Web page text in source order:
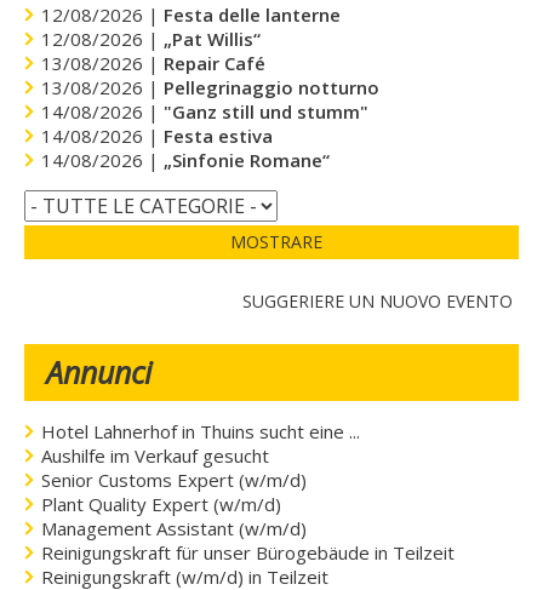
12/08/2026 | Festa delle lanterne
12/08/2026 | „Pat Willis“
13/08/2026 | Repair Café
13/08/2026 | Pellegrinaggio notturno
14/08/2026 | "Ganz still und stumm"
14/08/2026 | Festa estiva
14/08/2026 | „Sinfonie Romane“
MOSTRARE
SUGGERIERE UN NUOVO EVENTO
Annunci
Hotel Lahnerhof in Thuins sucht eine ...
Aushilfe im Verkauf gesucht
Senior Customs Expert (w/m/d)
Plant Quality Expert (w/m/d)
Management Assistant (w/m/d)
Reinigungskraft für unser Bürogebäude in Teilzeit
Reinigungskraft (w/m/d) in Teilzeit